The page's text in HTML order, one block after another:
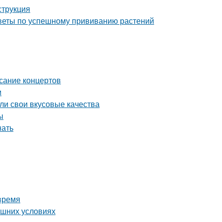
по успешному прививанию растений
концертов
свои вкусовые качества
условиях